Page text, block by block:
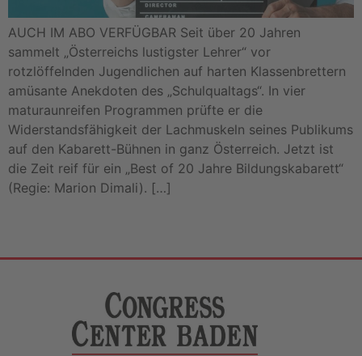
AUCH IM ABO VERFÜGBAR Seit über 20 Jahren
sammelt „Österreichs lustigster Lehrer“ vor
rotzlöffelnden Jugendlichen auf harten Klassenbrettern
amüsante Anekdoten des „Schulqualtags“. In vier
maturaunreifen Programmen prüfte er die
Widerstandsfähigkeit der Lachmuskeln seines Publikums
auf den Kabarett-Bühnen in ganz Österreich. Jetzt ist
die Zeit reif für ein „Best of 20 Jahre Bildungskabarett“
(Regie: Marion Dimali). […]